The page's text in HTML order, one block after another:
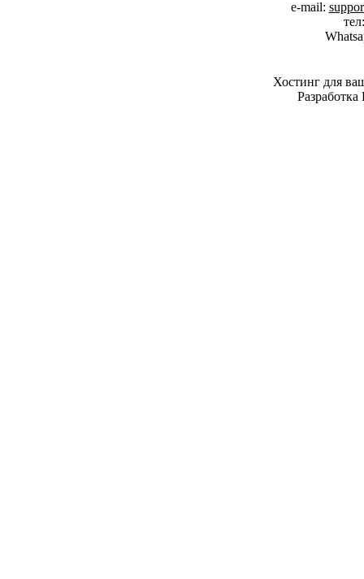
e-mail:
Хостинг для